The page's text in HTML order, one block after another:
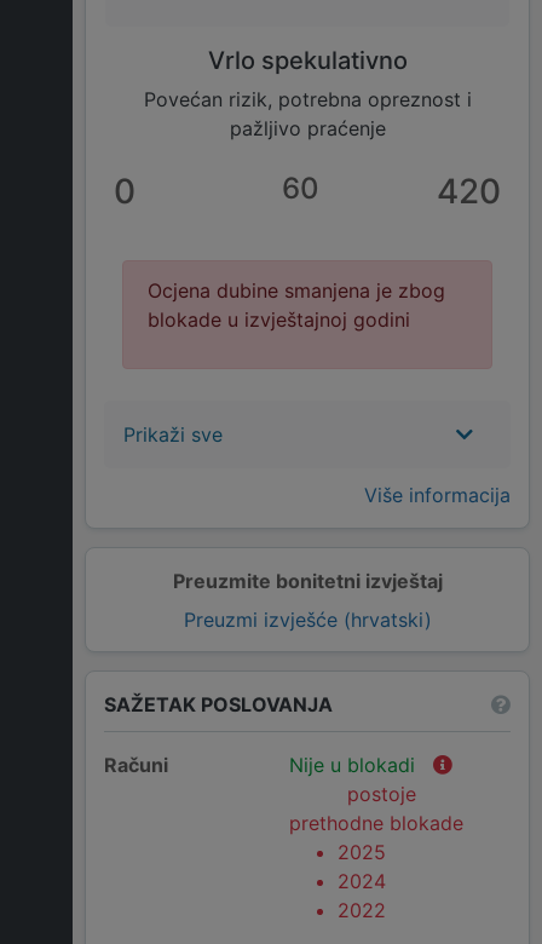
Preuzmite bonitetni izvještaj
Preuzmi izvješće (hrvatski)
Vrlo spekulativno
Povećan rizik, potrebna opreznost i
pažljivo praćenje
0 60 420
Ocjena dubine smanjena je zbog
blokade u izvještajnoj godini
Prikaži sve
Više informacija
SAŽETAK POSLOVANJA
Računi
Nije u blokadi
postoje
prethodne blokade
2025
2024
2022